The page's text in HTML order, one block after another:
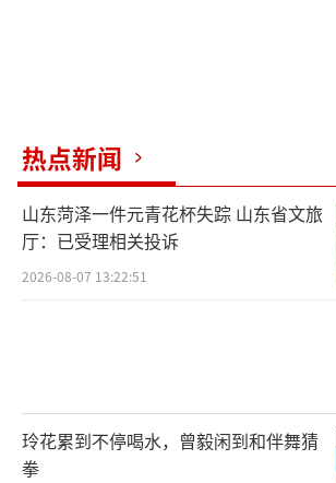
热点新闻
山东菏泽一件元青花杯失踪 山东省文旅
厅：已受理相关投诉
2026-08-07 13:22:51
玲花累到不停喝水，曾毅闲到和伴舞猜
拳